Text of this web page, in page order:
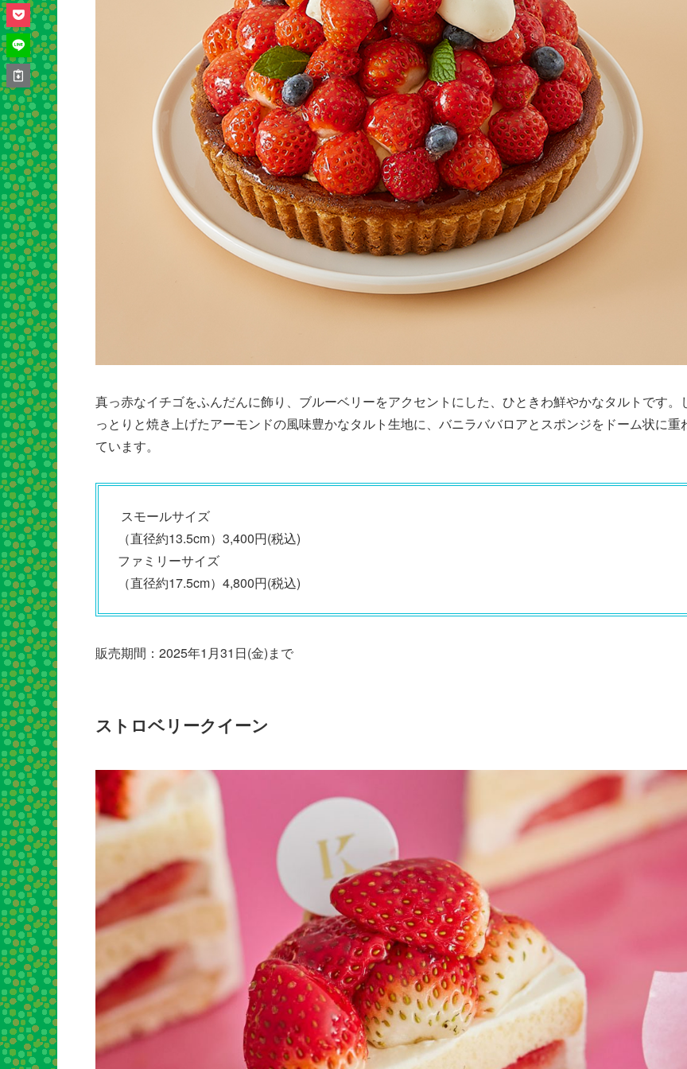
真っ赤なイチゴをふんだんに飾り、ブルーベリーをアクセントにした、ひときわ鮮やかなタルトです。
っとりと焼き上げたアーモンドの風味豊かなタルト生地に、バニラババロアとスポンジをドーム状に重
ています。
スモールサイズ
（直径約13.5cm）3,400円(税込)
ファミリーサイズ
（直径約17.5cm）4,800円(税込)
販売期間：2025年1月31日(金)まで
ストロベリークイーン